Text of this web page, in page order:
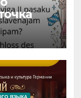
der
ЯЗЫКА